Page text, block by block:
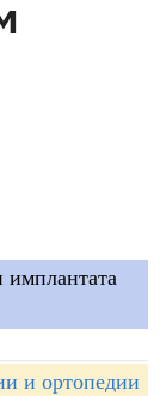
имплантата
и ортопедии